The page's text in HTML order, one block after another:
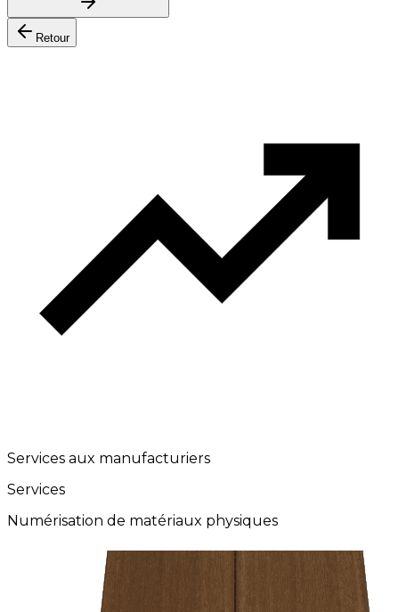
Retour
Services aux manufacturiers
Services
Numérisation de matériaux physiques